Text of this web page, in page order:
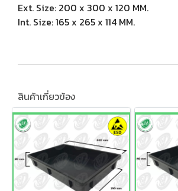
Ext. Size: 200 x 300 x 120 MM.
Int. Size: 165 x 265 x 114 MM.
สินค้าเกี่ยวข้อง